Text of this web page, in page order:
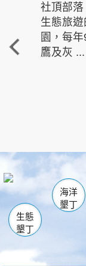
社頂部
生態旅
園，每
鷹及灰 ...
海生館
恆春
龍
關山
白砂
生態
墾丁
海洋
墾丁